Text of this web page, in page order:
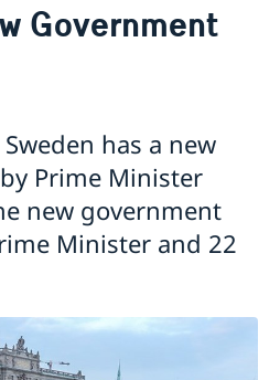
Embassy
Government
has a new
Prime Minister
new government
Minister and 22